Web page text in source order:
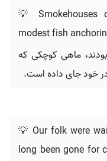
💡 Smokehouses
modest fish
ماهی کوچکی که
خود جای داده است.
💡 Our folk were
long been gone for